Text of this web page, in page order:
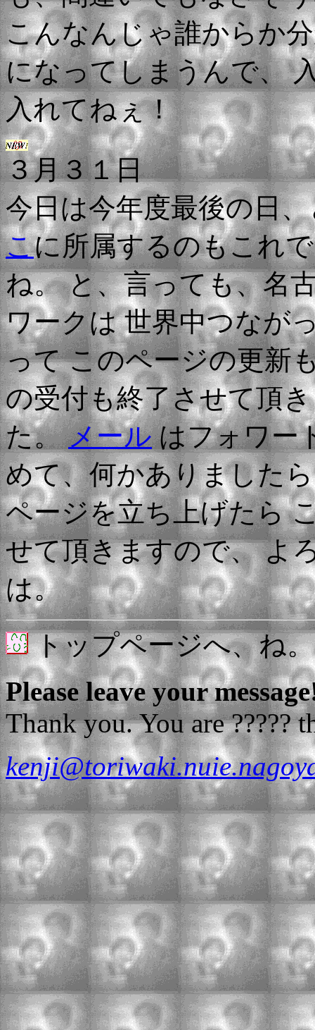
こんなんじゃ誰からか
になってしまうんで、
入れてねぇ！
３月３１日
今日は今年度最後の日
こに所属するのもこれ
ね。 と、言っても、名
ワークは 世界中つなが
って このページの更新
の受付も終了させて頂
た。メールはフォワー
めて、何かありました
ページを立ち上げたら
せて頂きますので、 よ
は。
トップページへ、ね。
Please leave your
Thank you. You are ?????